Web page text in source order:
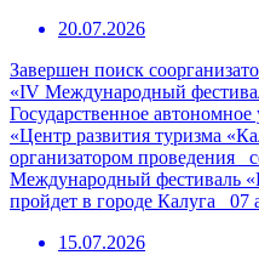
20.07.2026
Завершен поиск
«IV Международный
Государственное
«Центр развития туризма
организатором проведения
Международный фестиваль
пройдет в городе Калуга 07
15.07.2026